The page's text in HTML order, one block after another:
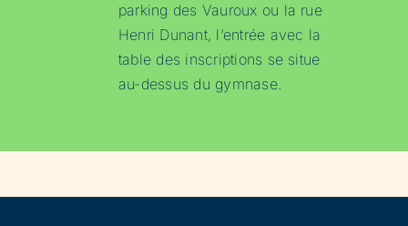
parking des Vauroux ou la rue
Henri Dunant, l’entrée avec la
table des inscriptions se situe
au-dessus du gymnase.